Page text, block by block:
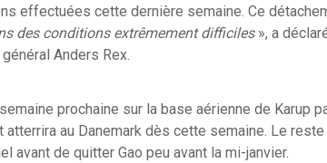
effectuées cette dernière semaine. Ce
des conditions extrêmement difficiles», a
Anders Rex.
prochaine sur la base aérienne de Karup
atterrira au Danemark dès cette semaine. Le
avant de quitter Gao peu avant la mi-janvier.